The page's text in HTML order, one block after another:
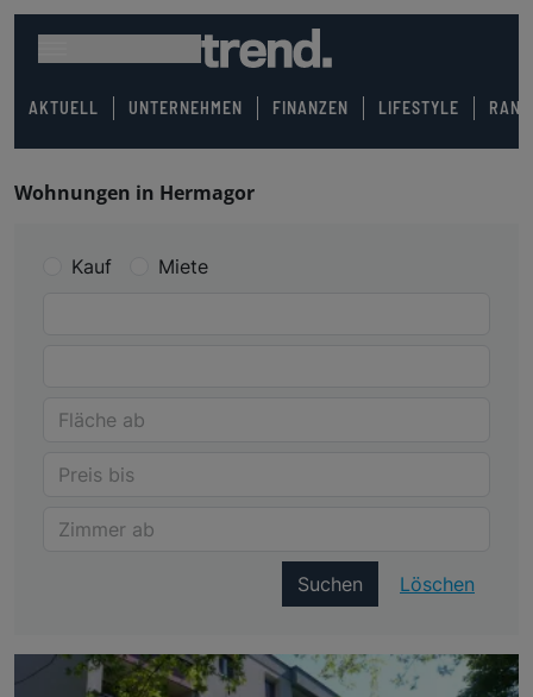
AKTUELL UNTERNEHMEN FINANZEN LIFESTYLE
Wohnungen in Hermagor
Kauf Miete
Suchen Löschen